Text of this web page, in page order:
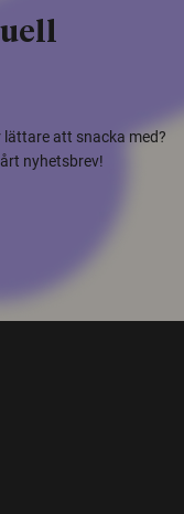
att snacka med?
nyhetsbrev!